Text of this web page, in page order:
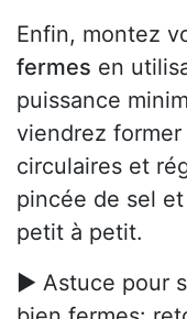
Enfin, montez
fermes en
puissance
viendrez
circulaires et
pincée de sel
petit à petit.
► Astuce pour